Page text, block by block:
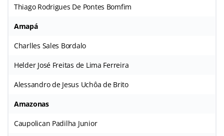
Thiago Rodrigues De Pontes Bomfim
Amapá
Charlles Sales Bordalo
Helder José Freitas de Lima Ferreira
Alessandro de Jesus Uchôa de Brito
Amazonas
Caupolican Padilha Junior